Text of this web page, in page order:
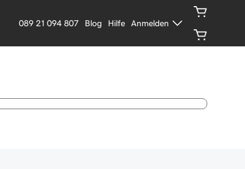
089 21 094 807 Blog Hilfe Anmelden